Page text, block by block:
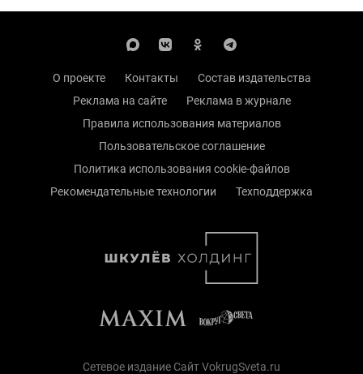
О проекте Контакты
Состав издательства
Реклама на сайте
Реклама в журнале
Правила использования материалов
Пользовательское соглашение
Политика использования cookie-файлов
Рекомендательные технологии
Техподдержка
Сетевое издание Сайт VokrugSveta.ru